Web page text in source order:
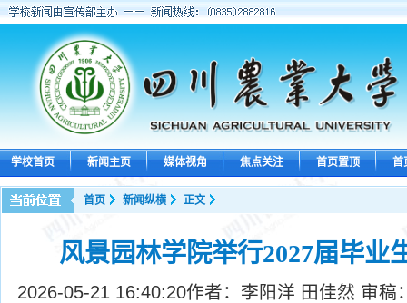
学校首页 新闻主页 媒体视角 焦点关注 首页置顶 首
首页 新闻纵横 正文
风景园林学院举行2027届毕业
2026-05-21 16:40:20作者：李阳洋 田佳然 审稿